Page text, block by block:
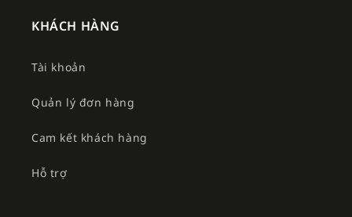
KHÁCH HÀNG
Tài khoản
Quản lý đơn hàng
Cam kết khách hàng
Hỗ trợ